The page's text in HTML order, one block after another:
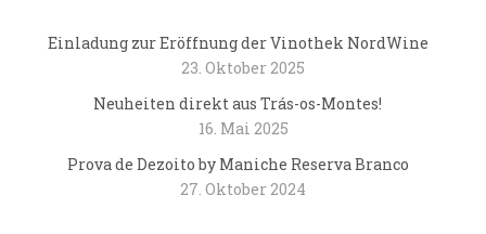
Einladung zur Eröffnung der Vinothek NordWine
23. Oktober 2025
Neuheiten direkt aus Trás-os-Montes!
16. Mai 2025
Prova de Dezoito by Maniche Reserva Branco
27. Oktober 2024